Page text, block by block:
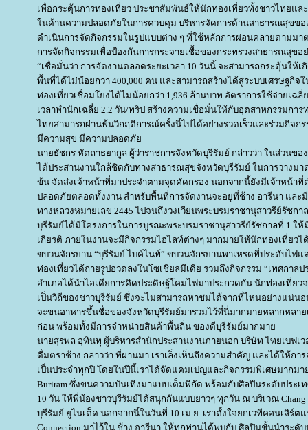
เพื่อกระตุ้นการท่องเที่ยว ประชาสัมพันธ์ให้นักท่องเที่ยวทั้งชาวไทยแล
นด้านความปลอดภัยในการควบคุม บริหารจัดการด้านสาธารณสุขขอ
ดำเนินการจัดกิจกรรมในรูปแบบต่าง ๆ ที่ใช้หลักการผ่อนคลายตามมา
การจัดกิจกรรมเพื่อป้องกันการกระจายเชื้อของกระทรวงสาธารณสุขอ
“เชื่อมั่นว่า การจัดงานตลอดระยะเวลา 10 วันนี้ จะสามารถกระตุ้นให้เ
พื้นที่ได้ไม่น้อยกว่า 400,000 คน และสามารถสร้างได้สู่ระบบเศรษฐกิ
ท่องเที่ยวเชื่อมโยงได้ไม่น้อยกว่า 1,936 ล้านบาท อัตราการใช้จ่ายเฉลี่
เวลาพำนักเฉลี่ย 2.2 วัน/ทริป สร้างความเชื่อมั่นให้กับอุตสาหกรรมกา
ไทยสามารถผ่านพ้นวิกฤติการณ์ครั้งนี้ไปได้อย่างรวดเร็วและร่วมกิจก
มีความสุข มีความปลอดภั
นายธัชกร หัตถาธยากูล ผู้ว่าราชการจังหวัดบุรีรัมย์ กล่าวว่า ในส่วนขอ
ได้ประสานงานใกล้ชิดกับทางสาธารณสุขจังหวัดบุรีรัมย์ ในการวางมา
ข้น จัดส่งเจ้าหน้าที่มาประจำตามจุดคัดกรอง นอกจากนี้ยังมีเจ้าหน้า
ปลอดภัยตลอดทั้งงาน สำหรับพื้นที่การจัดงานจะอยู่ที่ช้าง อารีนา และ
ทางหลวงหมายเลข 2445 ไปจนถึงวงเวียนพระบรมราชานุสาวรีย์รัชก
บุรีรัมย์ได้มีโครงการในการบูรณะพระบรมราชานุสาวรีย์รัชกาลที่ 1 ใ
เกียรติ ภายในงานจะมีกิจกรรมไฮไลท์ต่างๆ มากมายให้นักท่องเที่ยว
ขบวนจักรยาน “บุรีรัมย์ ไบค์ไนท์” ขบวนจักรยานพาเหรดที่ประดับไฟแ
ท่องเที่ยวได้ถ่ายรูปอวดลงในโซเชียลมีเดีย รวมถึงกิจกรรม “เทศกาล
อำเภอได้นำไอเดียการคิดประดิษฐ์โคมไฟมาประกวดกัน นักท่องเที่ย
เป็นวิถีของชาวบุรีรัมย์ ซึ่งจะไม่สามารถหาชมได้จากที่ไหนอย่างแน่นอ
จะขนอาหารขึ้นชื่อของจังหวัดบุรีรัมย์มารวมไว้ที่นี่มากมายหลากหลา
ก่อน พร้อมทั้งมีการจำหน่ายสินค้าพื้นถิ่น ของดีบุรีรัมย์มากมา
นายสุรพล อุทินทุ ผู้บริหารสำนักประสานงานภายนอก บริษัท ไทยเบฟเว
ดื่มตราช้าง กล่าวว่า ที่ผ่านมา เราเล็งเห็นถึงความสำคัญ และได้ให้ก
เป็นประจำทุกปี โดยในปีนี้เราได้จัดแคมเปญและกิจกรรมพิเศษมากมาย
Buriram ซึ่งขนความบันเทิงมาแบบเต็มพิกัด พร้อมกับศิลปินระดับประ
10 วัน ให้พี่น้องชาวบุรีรัมย์ได้สนุกกันแบบยาวๆ ทุกวัน ณ บริเวณ Chang
บุรีรัมย์ ยูไนเต็ด นอกจากนี้ในวันที่ 10 เม.ย. เราตั้งใจยกเวทีคอนเสิร์ตแ
Connection มาไว้ใน ช้าง อารีนา ให้ทุกท่านได้พบกับ ศิลปินชั้นนำระดั